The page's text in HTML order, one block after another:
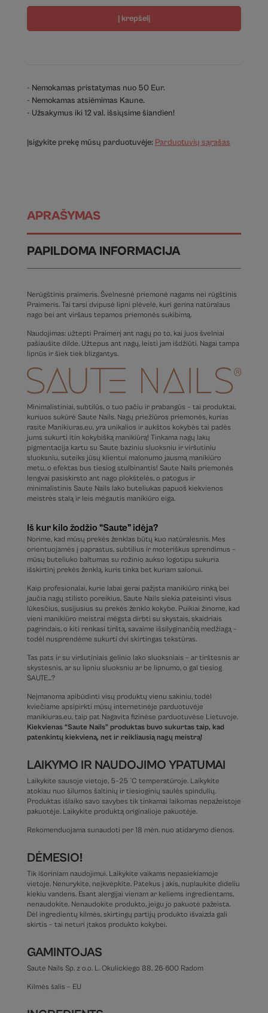
Į krepšelį
- Nemokamas pristatymas nuo 50 Eur.
- Nemokamas atsiėmimas Kaune.
- Užsakymus iki 12 val. išsiųsime šiandien!
Įsigykite prekę mūsų parduotuvėje: Parduotuvių sąrašas
APRAŠYMAS
PAPILDOMA INFORMACIJA
Nerūgštinis praimeris. Švelnesnė priemonė nagams nei rūgštinis
Praimeris. Tai tarsi dvipusė lipni plėvelė, kuri gerina natūralaus
nago bei ant viršaus tepamos priemonės sukibimą.
Naudojimas: užtepti Praimerį ant nagų po to, kai juos švelniai
pašiaušite dilde. Užtepus ant nagų, leisti jam išdžiūti. Nagai tampa
lipnūs ir šiek tiek blizgantys.
Minimalistiniai, subtilūs, o tuo pačiu ir prabangūs – tai produktai,
kuriuos sukūrė Saute Nails. Nagų priežiūros priemonės, kurias
rasite Manikiuras.eu, yra unikalios ir aukštos kokybės tai padės
jums sukurti itin kokybišką manikiūrą! Tinkama nagų lakų
pigmentacija kartu su Saute baziniu sluoksniu ir viršutiniu
sluoksniu, suteiks jūsų klientui malonumo jausmą manikiūro
metu, o efektas bus tiesiog stulbinantis! Saute Nails priemonės
lengvai pasiskirsto ant nago plokštelės, o patogus ir
minimalistinis Saute Nails lako buteliukas papuoš kiekvienos
meistrės stalą ir leis mėgautis manikiūro eiga.
Iš kur kilo žodžio “Saute” idėja?
Norime, kad mūsų prekės ženklas būtų kuo natūralesnis. Mes
orientuojamės į paprastus, subtilius ir moteriškus sprendimus –
mūsų buteliuko baltumas su rožinio aukso logotipu sukuria
išskirtinį prekės ženklą, kuris tinka bet kuriam salonui.
Kaip profesionalai, kurie labai gerai pažįsta manikiūro rinką bei
jaučia nagų stilisto poreikius, Saute Nails siekia pateisinti visus
lūkesčius, susijusius su prekės ženklo kokybe. Puikiai žinome, kad
vieni manikiūro meistrai mėgsta dirbti su skystais, skaidriais
pagrindais, o kiti renkasi tirštą, savaime išsilyginančią medžiagą –
todėl nusprendėme sukurti dvi skirtingas tekstūras.
Tas pats ir su viršutiniais gelinio lako sluoksniais – ar tirštesnis ar
skystesnis, ar su lipniu sluoksniu ar be lipnumo, o gal tiesiog
SAUTE…?
Neįmanoma apibūdinti visų produktų vienu sakiniu, todėl
kviečiame apsipirkti mūsų internetinėje parduotuvėje
manikiuras.eu, taip pat Nagavita fizinėse parduotuvėse Lietuvoje.
Kiekvienas “Saute Nails” produktas buvo sukurtas taip, kad
patenkintų kiekvieną, net ir reikliausią nagų meistrą!
LAIKYMO IR NAUDOJIMO YPATUMAI
Laikykite sausoje vietoje, 5–25 °C temperatūroje. Laikykite
atokiau nuo šilumos šaltinių ir tiesioginių saulės spindulių.
Produktas išlaiko savo savybes tik tinkamai laikomas nepažeistoje
pakuotėje. Laikykite produktą originalioje pakuotėje.
Rekomenduojama sunaudoti per 18 mėn. nuo atidarymo dienos.
DĖMESIO!
Tik išoriniam naudojimui. Laikykite vaikams nepasiekiamoje
vietoje. Nenurykite, neįkvėpkite. Patekus į akis, nuplaukite dideliu
kiekiu vandens. Esant alergijai vienam ar keliems ingredientams,
nenaudokite. Nenaudokite produkto, jeigu jo pakuotė pažeista.
Dėl ingredientų kilmės, skirtingų partijų produkto išvaizda gali
skirtis – tai neturi įtakos produkto kokybei.
GAMINTOJAS
Saute Nails Sp. z o.o. L. Okulickiego 88, 26-600 Radom
Kilmės šalis – EU